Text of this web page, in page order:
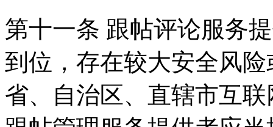
第十一条 跟帖评论服务
到位，存在较大安全风
省、自治区、直辖市互